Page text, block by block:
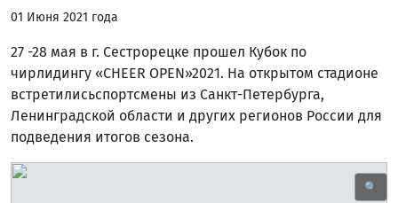
01 Июня 2021 года
27 -28 мая в г. Сестрорецке прошел Кубок по
чирлидингу «CHEER OPEN»2021. На открытом стадионе
встретилисьспортсмены из Санкт-Петербурга,
Ленинградской области и других регионов России для
подведения итогов сезона.
🔍